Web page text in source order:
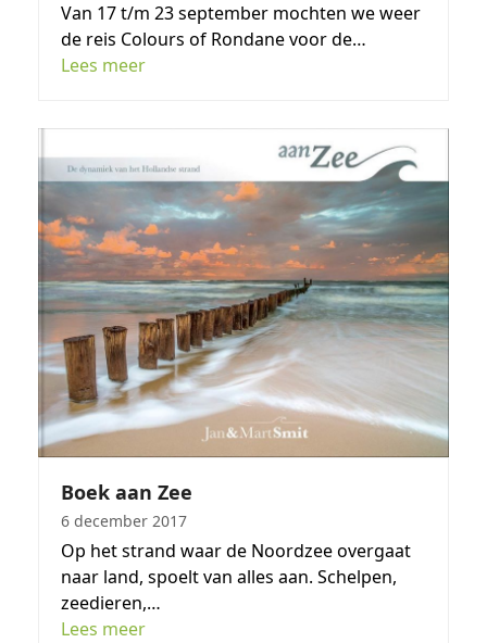
Van 17 t/m 23 september mochten we weer
de reis Colours of Rondane voor de…
Lees meer
Boek aan Zee
6 december 2017
Op het strand waar de Noordzee overgaat
naar land, spoelt van alles aan. Schelpen,
zeedieren,…
Lees meer